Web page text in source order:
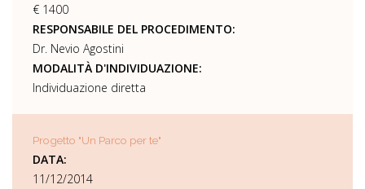
€ 1400
RESPONSABILE DEL PROCEDIMENTO:
Dr. Nevio Agostini
MODALITÀ D'INDIVIDUAZIONE:
Individuazione diretta
Progetto "Un Parco per te"
DATA:
11/12/2014